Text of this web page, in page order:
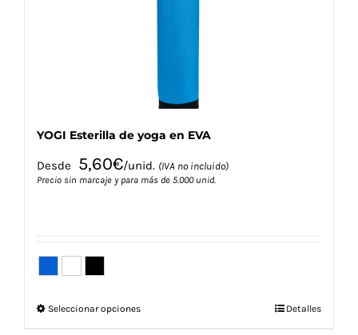
producto
YOGI Esterilla de yoga en EVA
Desde 5,60€/unid. (IVA no incluido)
Precio sin marcaje y para más de 5.000 unid.
Seleccionar opcionesEste
Detalles